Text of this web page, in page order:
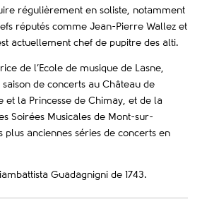
régulièrement en soliste, notamment
réputés comme Jean-Pierre Wallez et
actuellement chef de pupitre des alti.
de l’Ecole de musique de Lasne,
de concerts au Château de
et la Princesse de Chimay, et de la
Soirées Musicales de Mont-sur-
plus anciennes séries de concerts en
Guadagnigni de 1743.